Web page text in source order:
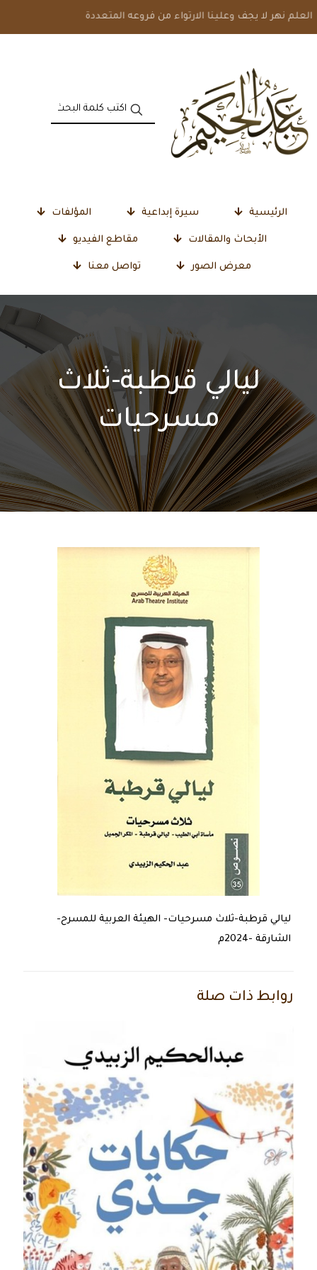
العلم نهر لا يجف وعلينا الارتواء من فروعه المتعددة
الرئيسية سيرة إبداعية المؤلفات
الأبحاث والمقالات مقاطع الفيديو
معرض الصور تواصل معنا
ليالي قرطبة-ثلاث
مسرحيات
ليالي قرطبة-ثلاث مسرحيات- الهيئة العربية للمسرح-
الشارقة -2024م
روابط ذات صلة